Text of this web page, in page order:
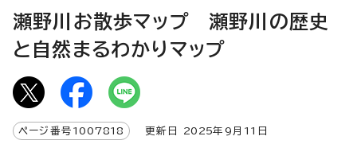
瀬野川お散歩マップ 瀬野川の歴史
と自然まるわかりマップ
ページ番号 1007818 更新日 2025年9月 11 日